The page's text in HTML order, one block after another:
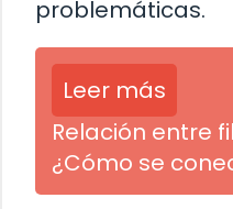
problemáticas.
Leer más
Relación entre
¿Cómo se